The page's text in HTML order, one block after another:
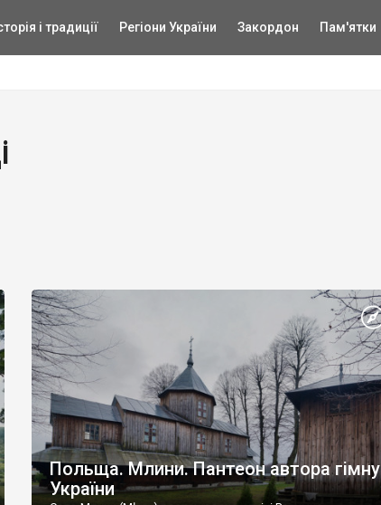
і традиції Регіони України Закордон Пам'ятки
Польща. Млини. Пантеон автора гімну
України